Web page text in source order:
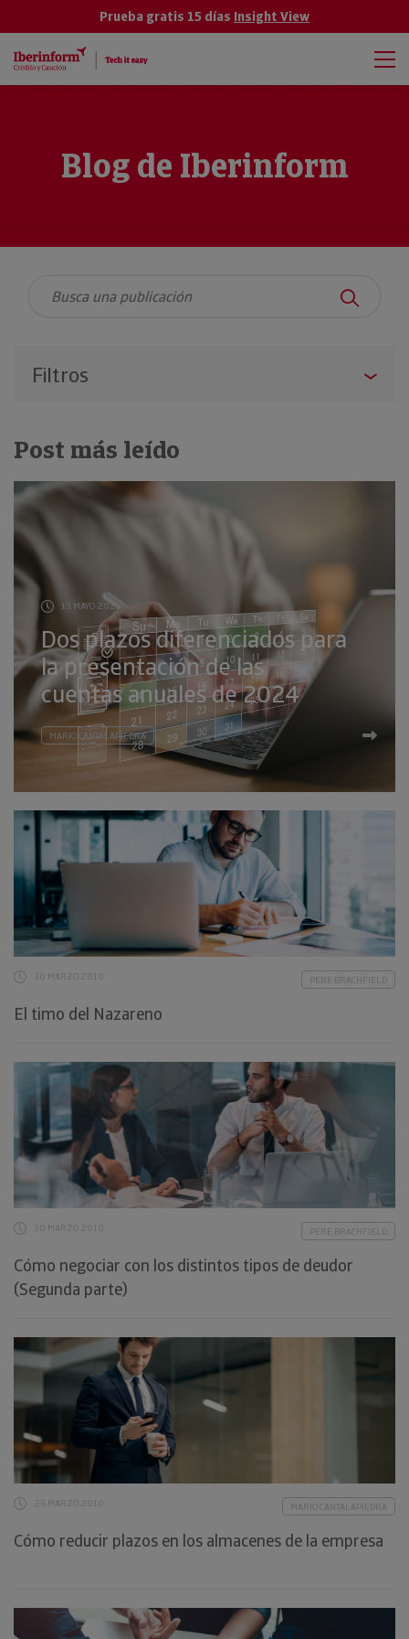
Prueba gratis 15 días Insight View
Blog de Iberinform
Post más leído
13 MAYO 2025
Dos plazos diferenciados para
la presentación de las
cuentas anuales de 2024
MARIO CANTALAPIEDRA
30 MARZO 2010 PERE BRACHFIELD
El timo del Nazareno
30 MARZO 2010 PERE BRACHFIELD
Cómo negociar con los distintos tipos de deudor
(Segunda parte)
26 MARZO 2010 MARIO CANTALAPIEDRA
Cómo reducir plazos en los almacenes de la empresa
Filtros